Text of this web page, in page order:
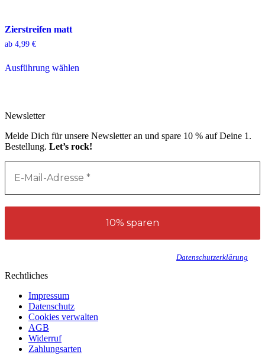
Zierstreifen matt
ab 4,99 €
Ausführung wählenProdukt
Optionen
können
der
Produktseite
werden
Newsletter
Melde Dich für unsere Newsletter an und spare 10 % auf Deine 1.
Bestellung. Let’s rock!
Datenschutzerklärung
Rechtliches
Impressum
Datenschutz
Cookies verwalten
AGB
Widerruf
Zahlungsarten